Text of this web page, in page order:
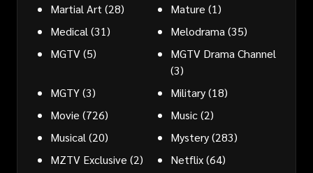
Martial Art (28) Mature (1)
Medical (31) Melodrama (35)
MGTV(5)
MGTV Drama Channel
(3)
MGTY(3) Military(18)
Movie (726) Music(2)
Musical (20) Mystery(283)
MZTV Exclusive (2) Netflix(64)